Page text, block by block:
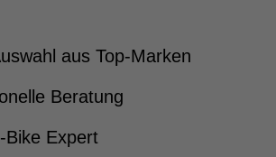
aus Top-Marken
Beratung
Bike Expert